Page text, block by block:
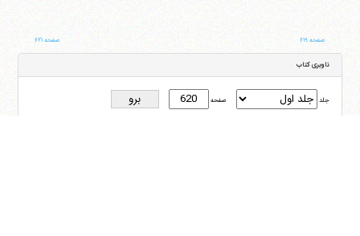
صفحه ۶۱۹ صفحه ۶۲۱
ناوبری کتاب
جلد صفحه